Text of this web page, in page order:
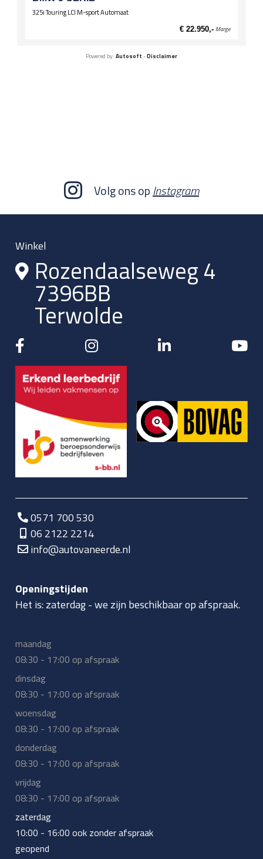
325i Touring LCI M-sport Automaat
€ 22.950,- Marge
Powered by: Autosoft -Disclaimer
Volg ons opInstagram
Winkel
Rozendaalseweg 4
7396BB
Terwolde
0571 700 530
06 2122 2214
info@autovaneerde.nl
Openingstijden
Het is:zaterdag-we zijn beschikbaar op afspraak.
maandag
08:30 - 17:00 op afspraak
dinsdag
08:30 - 17:00 op afspraak
woensdag
08:30 - 17:00 op afspraak
donderdag
08:30 - 17:00 op afspraak
vrijdag
08:30 - 17:00 op afspraak
zaterdag
10:00 - 16:00 ook zonder afspraak
geopend